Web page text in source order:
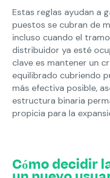
Estas reglas ayudan a
puestos se cubran de
incluso cuando el
distribuidor ya esté
clave es mantener un
equilibrado cubriendo
más efectiva posible,
estructura binaria
propicia para la
Cómo decidir